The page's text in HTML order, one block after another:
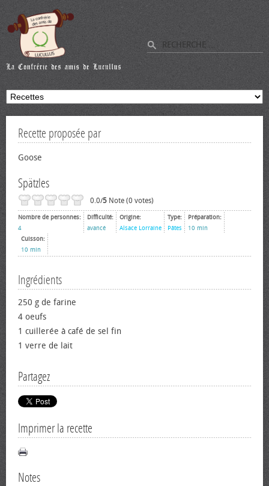
Recette proposée par
Goose
Spätzles
0.0/5 Note (0 votes)
Nombre de personnes:
4
Difficulté:
avancé
Origine:
Alsace Lorraine
Type:
Pâtes
Préparation:
10 min
Cuisson:
10 min
Ingrédients
250 g de farine
4 œufs
1 cuillerée à café de sel fin
1 verre de lait
Partagez
Imprimer la recette
Notes